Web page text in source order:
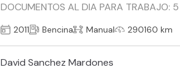
DOCUMENTOS AL DIA PARA TRABAJO:
2011 Bencina Manual 290160 km
David Sanchez Mardones